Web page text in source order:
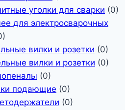
уголки для сварки (0)
для электросварочных
)
вилки и розетки (0)
вилки и розетки (0)
(0)
подающие (0)
(0)